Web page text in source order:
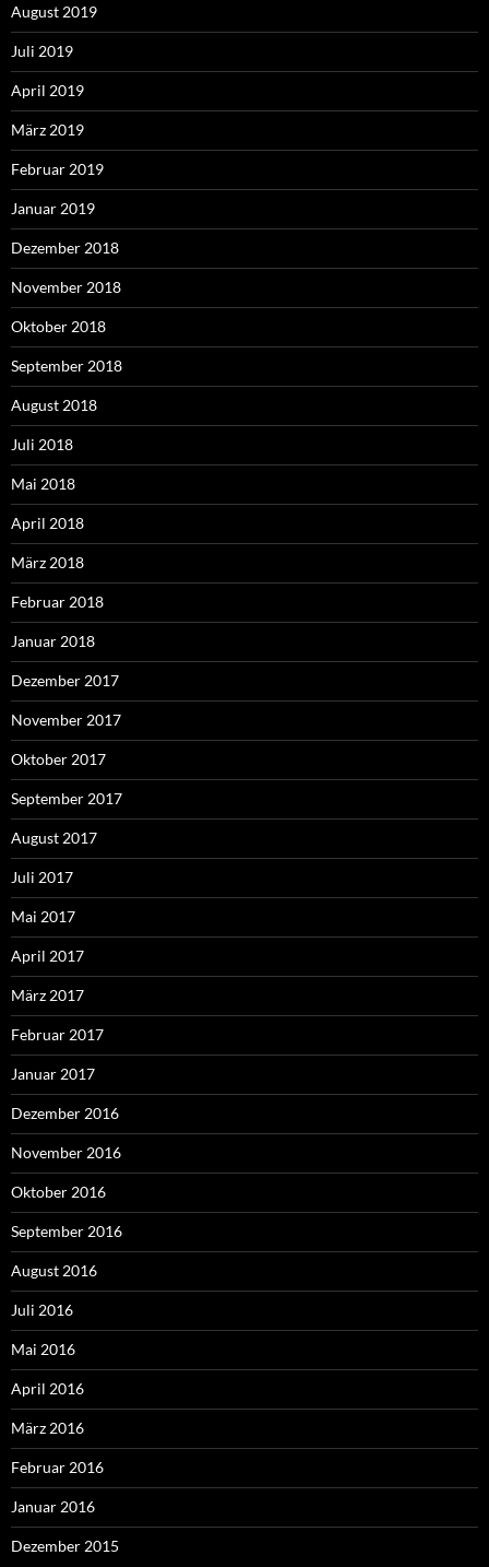
August 2019
Juli 2019
April 2019
März 2019
Februar 2019
Januar 2019
Dezember 2018
November 2018
Oktober 2018
September 2018
August 2018
Juli 2018
Mai 2018
April 2018
März 2018
Februar 2018
Januar 2018
Dezember 2017
November 2017
Oktober 2017
September 2017
August 2017
Juli 2017
Mai 2017
April 2017
März 2017
Februar 2017
Januar 2017
Dezember 2016
November 2016
Oktober 2016
September 2016
August 2016
Juli 2016
Mai 2016
April 2016
März 2016
Februar 2016
Januar 2016
Dezember 2015